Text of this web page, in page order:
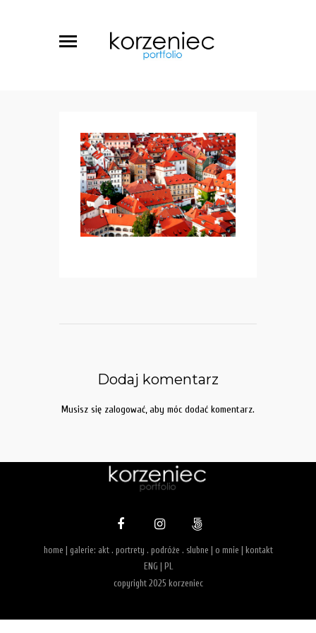
Dodaj komentarz
Musisz się zalogować, aby móc dodać komentarz.
home | galerie: akt. portrety . podróże . slubne o mnie
kontakt
ENG
PL
copyright 2025 korzeniec